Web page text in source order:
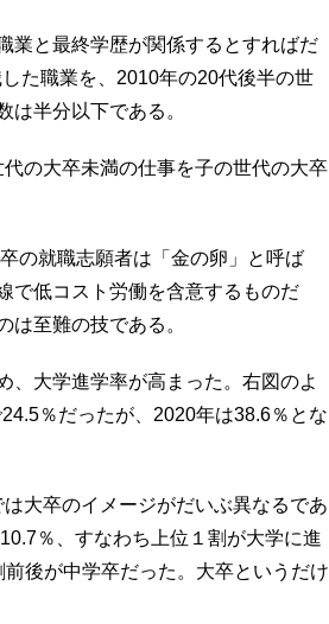
業と最終学歴が関係するとすればだ
た職業を、2010年の20代後半の世
半分以下である。
の大卒未満の仕事を子の世代の大卒
の就職志願者は「金の卵」と呼ば
で低コスト労働を含意するものだ
は至難の技である。
大学進学率が高まった。右図のよ
％だったが、2020年は38.6％とな
大卒のイメージがだいぶ異なるであ
％、すなわち上位１割が大学に進
後が中学卒だった。大卒というだけ